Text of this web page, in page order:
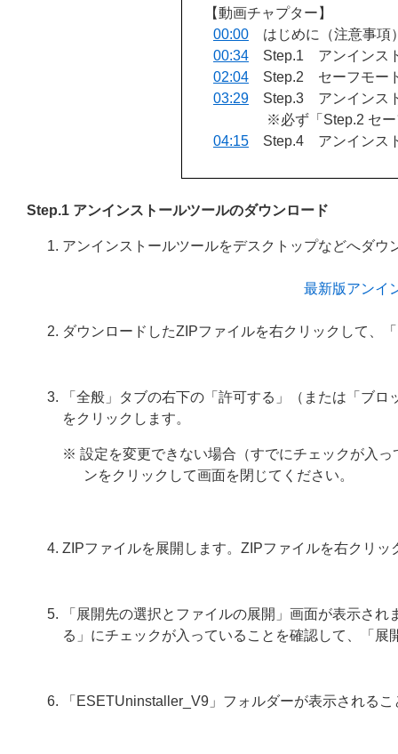
【動画チャプター】
00:00 はじめに（注意事項
00:34 Step.1 アンインス
02:04 Step.2 セーフモー
03:29 Step.3 アンインス
※必ず「Step.2 セ
04:15 Step.4 アンインス
Step.1 アンインストールツールのダウンロード
アンインストールツールをデスクトップなどへダウ
最新版アンイ
ダウンロードしたZIPファイルを右クリックして、
「全般」タブの右下の「許可する」（または「ブ
をクリックします。
※ 設定を変更できない場合（すでにチェックが入
ンをクリックして画面を閉じてください。
ZIPファイルを展開します。ZIPファイルを右クリ
「展開先の選択とファイルの展開」画面が表示さ
る」にチェックが入っていることを確認して、「展
「ESETUninstaller_V9」フォルダーが表示される